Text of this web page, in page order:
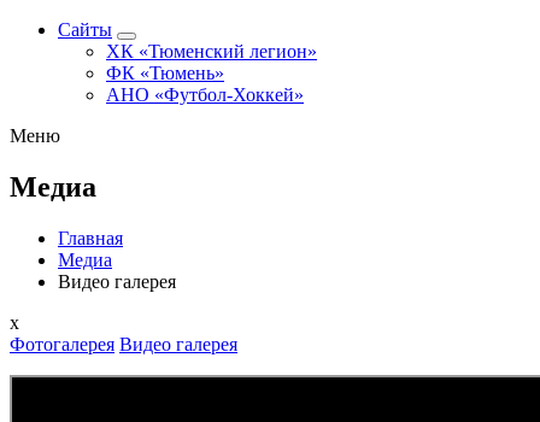
Сайты
ХК «Тюменский легион»
ФК «Тюмень»
АНО «Футбол-Хоккей»
Меню
Медиа
Главная
Медиа
Видео галерея
x
Фотогалерея Видео галерея